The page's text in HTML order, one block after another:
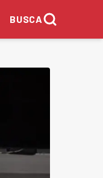
BUSCA